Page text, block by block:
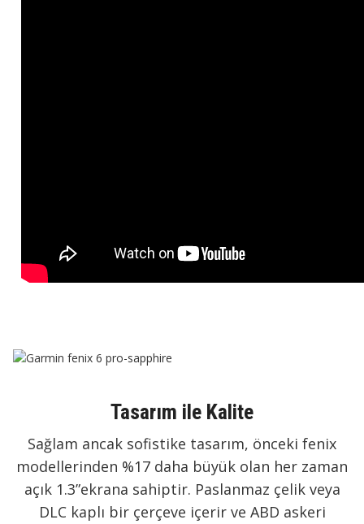
Tasarım ile Kalite
Sağlam ancak sofistike tasarım, önceki fenix
modellerinden %17 daha büyük olan her zaman
açık 1.3”ekrana sahiptir. Paslanmaz çelik veya
DLC kaplı bir çerçeve içerir ve ABD askeri